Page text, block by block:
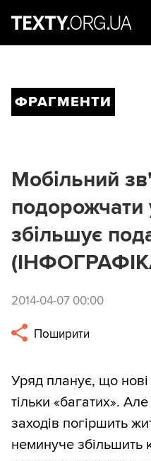
ФРАГМЕНТИ
Мобільний
подорожчати
збільшує
2014-04-07 00:00
Поширити
Уряд планує, що нові
тільки «багатих».
заходів погіршить
неминуче збільшить